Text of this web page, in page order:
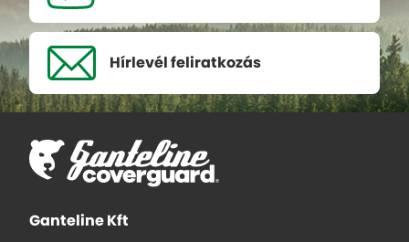
Hírlevél feliratkozás
Ganteline Kft